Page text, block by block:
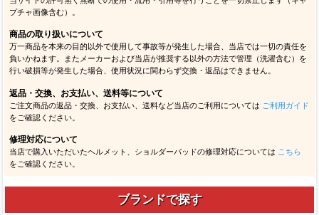
プチャ画像含む）。
商品の取り扱いについて
万一商品を本来の目的以外で使用して事故等が発生した場合、当店では一切の責任を
負いかねます。またメーカーおよび当店が推奨する以外の方法で管理（洗濯含む）を
行い破損等が発生した場合、使用状況に関わらず交換・返品はできません。
返品・交換、お支払い、送料等について
ご注文商品の返品・交換、お支払い、送料など当店のご利用については ご利用ガイド
をご確認ください。
修理対応について
当店で購入いただいたヘルメット、ショルダーパッドの修理対応については こちら
をご確認ください。
ブランドで探す